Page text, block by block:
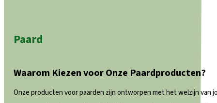
Paard
Waarom Kiezen voor Onze Paardproducten?
Onze producten voor paarden zijn ontworpen met het welzijn van